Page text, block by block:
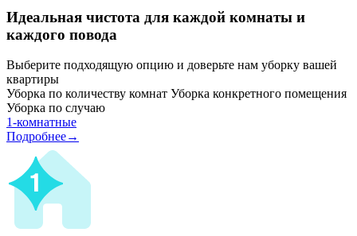
Идеальная чистота для каждой комнаты и
каждого повода
Выберите подходящую опцию и доверьте нам уборку вашей
квартиры
Уборка по количеству комнат Уборка конкретного помещения
Уборка по случаю
1-комнатные
Подробнее→